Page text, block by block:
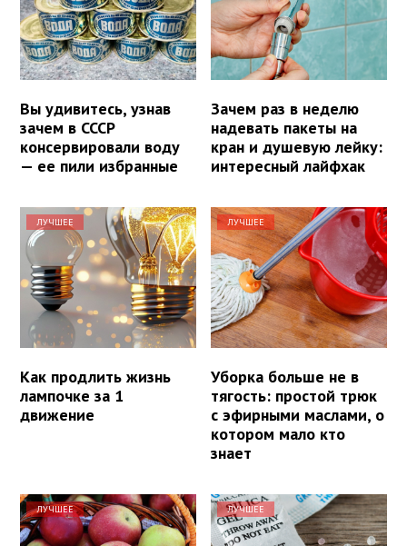
Вы удивитесь, узнав
зачем в СССР
консервировали воду
— ее пили избранные
Зачем раз в неделю
надевать пакеты на
кран и душевую лейку:
интересный лайфхак
ЛУЧШЕЕ
Как продлить жизнь
лампочке за 1
движение
ЛУЧШЕЕ
Уборка больше не в
тягость: простой трюк
с эфирными маслами, о
котором мало кто
знает
ЛУЧШЕЕ ЛУЧШЕЕ